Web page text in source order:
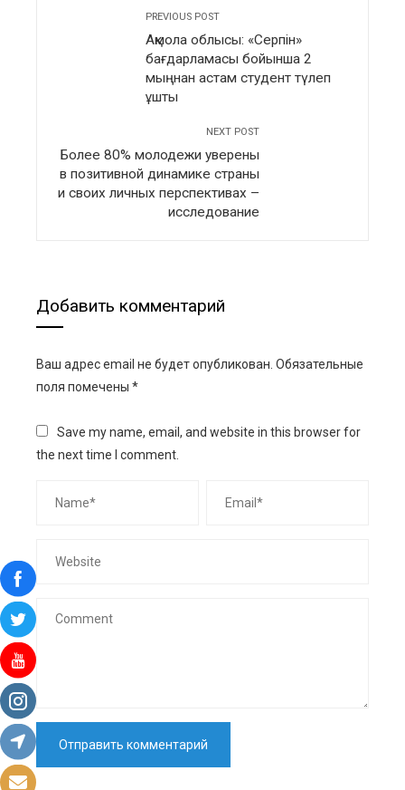
PREVIOUS POST
Ақмола облысы: «Серпін»
бағдарламасы бойынша 2
мыңнан астам студент түлеп
ұшты
NEXT POST
Более 80% молодежи уверены
в позитивной динамике страны
и своих личных перспективах –
исследование
Добавить комментарий
Ваш адрес email не будет опубликован. Обязательные
поля помечены *
Save my name, email, and website in this browser for
the next time I comment.